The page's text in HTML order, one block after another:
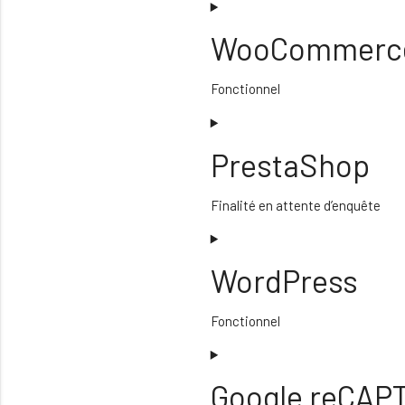
Fonctionnel
Consent
service
woocommerce
PrestaShop
Finalité en attente d’enquête
Consent
service
prestashop
WordPress
Fonctionnel
Consent
service
wordpress
Google